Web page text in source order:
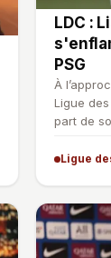
LDC :
PSG
À
Ligue
part de